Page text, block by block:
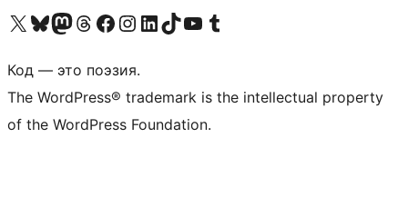
Посетите нас в X (ранее Twitter)
Посетите нашу учётную запись в Bluesky
Посетите нашу ленту в Mastodon
Посетите нашу учётную запись в Threads
Посетите нашу страницу на Facebook
Посетите наш Instagram
Посетите нашу страницу в LinkedIn
Посетите нашу учётную запись в TikTok
Посетите наш канал YouTube
Посетите нашу учётную запись в Tumblr
Код — это поэзия.
The WordPress® trademark is the intellectual property
of the WordPress Foundation.